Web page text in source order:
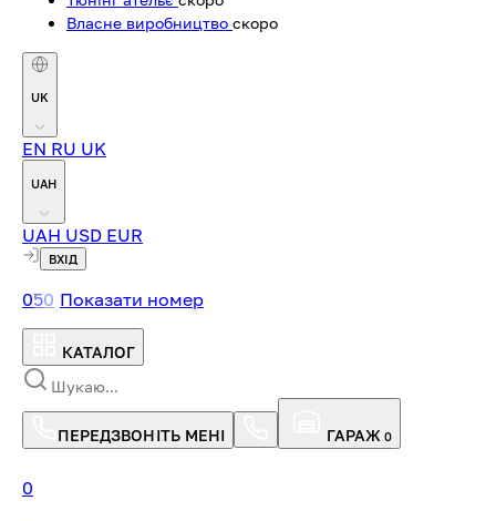
Власне виробництво скоро
UK
EN RU UK
UAH
UAH USD EUR
ВХІД
050 Показати номер
КАТАЛОГ
ПЕРЕДЗВОНІТЬ МЕНІ ГАРАЖ 0
0